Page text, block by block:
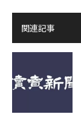
関連記事